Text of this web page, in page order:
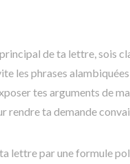
de ta lettre, sois
les phrases
tes arguments de
rendre ta demande
lettre par une formule